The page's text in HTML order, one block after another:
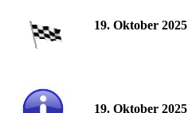
19. Oktober 2025
19. Oktober 2025